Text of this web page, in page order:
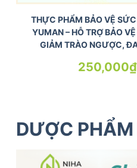
THỰC PHẨM BẢO VỆ SỨC
YUMAN – HỖ TRỢ BẢO
250,000 ₫
DƯỢC PHẨM